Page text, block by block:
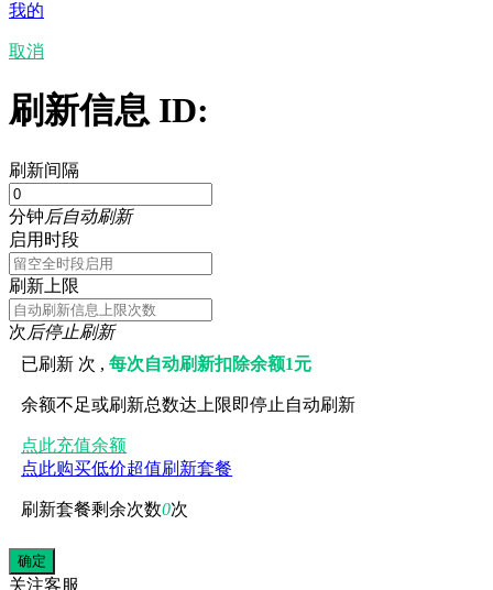
我的
取消
刷新信息 ID:
刷新间隔
分钟后自动刷新
启用时段
刷新上限
次后停止刷新
已刷新 次 ,每次自动刷新扣除余额1元
余额不足或刷新总数达上限即停止自动刷新
点此充值余额
点此购买低价超值刷新套餐
刷新套餐剩余次数0次
关注客服